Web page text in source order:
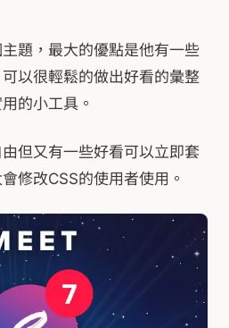
題，最大的優點是他有一些
以很輕鬆的做出好看的彙整
的小工具。
但又有一些好看可以立即套
修改CSS的使用者使用。